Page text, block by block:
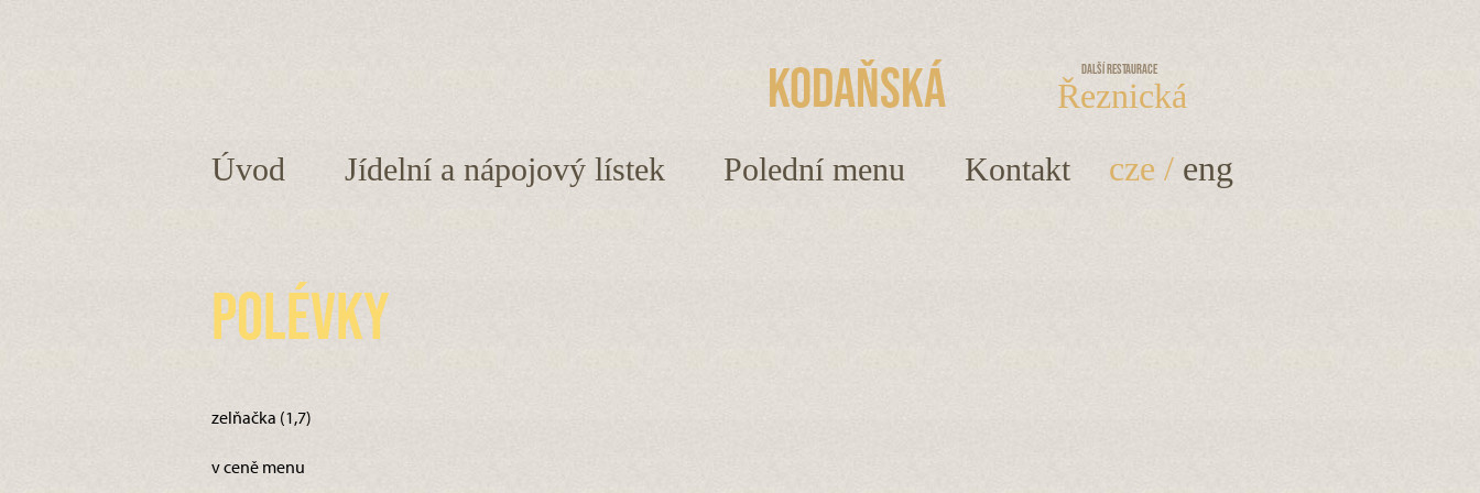
Kodaňská Další restaurace
Řeznická
Úvod Jídelní a nápojový lístek Polední menu Kontakt cze / eng
Polévky
zelňačka (1,7)
v ceně menu